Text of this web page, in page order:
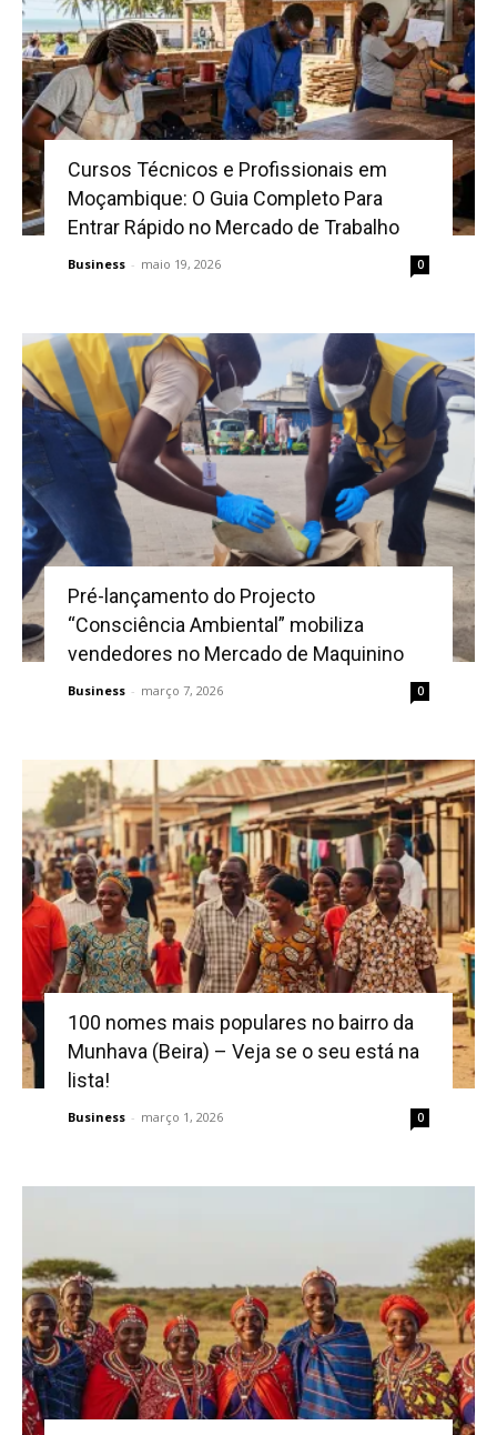
Cursos Técnicos e Profissionais em
Moçambique: O Guia Completo Para
Entrar Rápido no Mercado de Trabalho
Business - maio 19, 2026 0
Pré-lançamento do Projecto
“Consciência Ambiental” mobiliza
vendedores no Mercado de Maquinino
Business - março 7, 2026 0
100 nomes mais populares no bairro da
Munhava (Beira) – Veja se o seu está na
lista!
Business - março 1, 2026 0